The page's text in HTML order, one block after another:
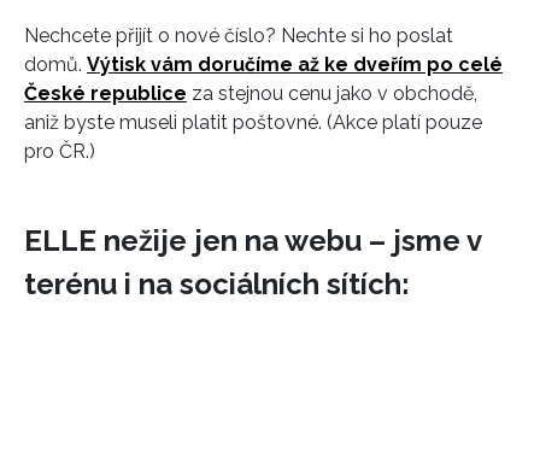
Nechcete přijít o nové číslo? Nechte si ho poslat
domů. Výtisk vám doručíme až ke dveřím po celé
České republice za stejnou cenu jako v obchodě,
aniž byste museli platit poštovné. (Akce platí pouze
pro ČR.)
ELLE nežije jen na webu – jsme v
terénu i na sociálních sítích: